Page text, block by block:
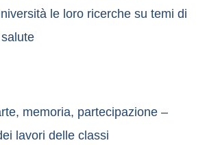
le loro ricerche su temi di
memoria, partecipazione –
lavori delle classi